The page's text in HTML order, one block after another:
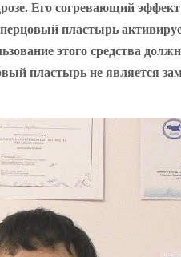
Его согревающий
пластырь
этого средства
пластырь не является